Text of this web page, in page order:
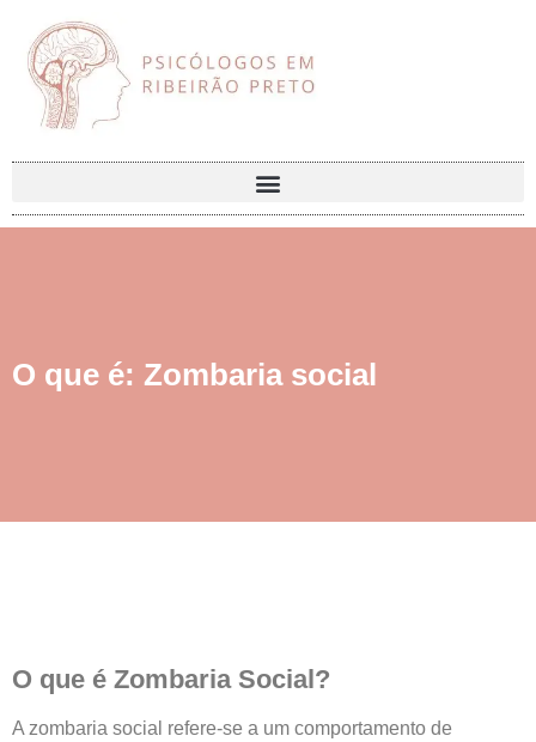
O que é: Zombaria social
O que é Zombaria Social?
A zombaria social refere-se a um comportamento de